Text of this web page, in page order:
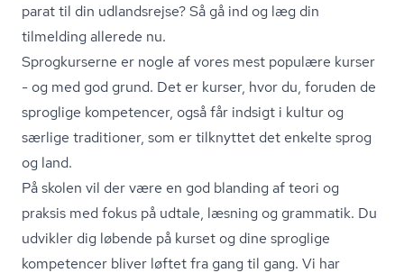
parat til din udlandsrejse? Så gå ind og læg din
tilmelding allerede nu.
Sprogkurserne er nogle af vores mest populære kurser
- og med god grund. Det er kurser, hvor du, foruden de
sproglige kompetencer, også får indsigt i kultur og
særlige traditioner, som er tilknyttet det enkelte sprog
og land.
På skolen vil der være en god blanding af teori og
praksis med fokus på udtale, læsning og grammatik. Du
udvikler dig løbende på kurset og dine sproglige
kompetencer bliver løftet fra gang til gang. Vi har